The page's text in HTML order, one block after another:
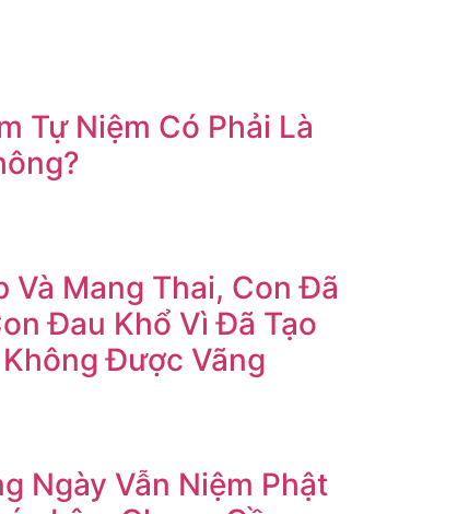
Tự Niệm Có Phải Là
Và Mang Thai, Con Đã
Đau Khổ Vì Đã Tạo
Được Vãng
Ngày Vẫn Niệm Phật